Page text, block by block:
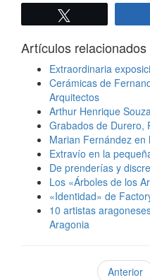
Artículos relacionados
Extraordinaria
Cerámicas de
Arquitectos
Arthur Henrique
Grabados de Durero,
Marian Fernández
Extravío en la
De prenderías y
Los «Árboles de los
«Identidad» de
10 artistas
Aragonia
Anterior